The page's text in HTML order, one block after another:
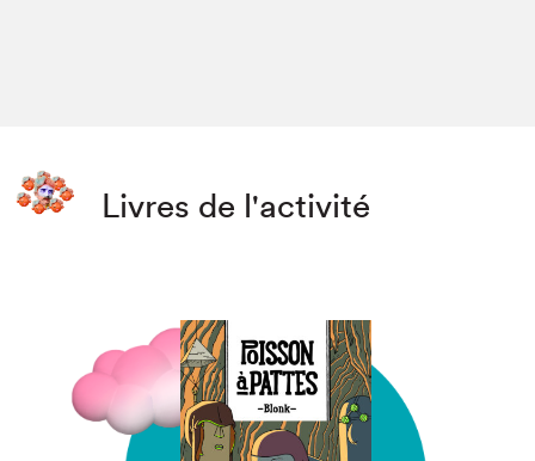
Livres de l'activité